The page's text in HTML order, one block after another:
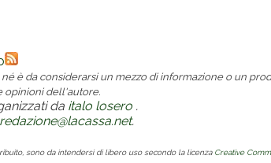
è da considerarsi un mezzo di informazione o un
opinioni dell'autore.
da italo losero .
redazione@lacassa.net.
sono da intendersi di libero uso secondo la licenza Creative